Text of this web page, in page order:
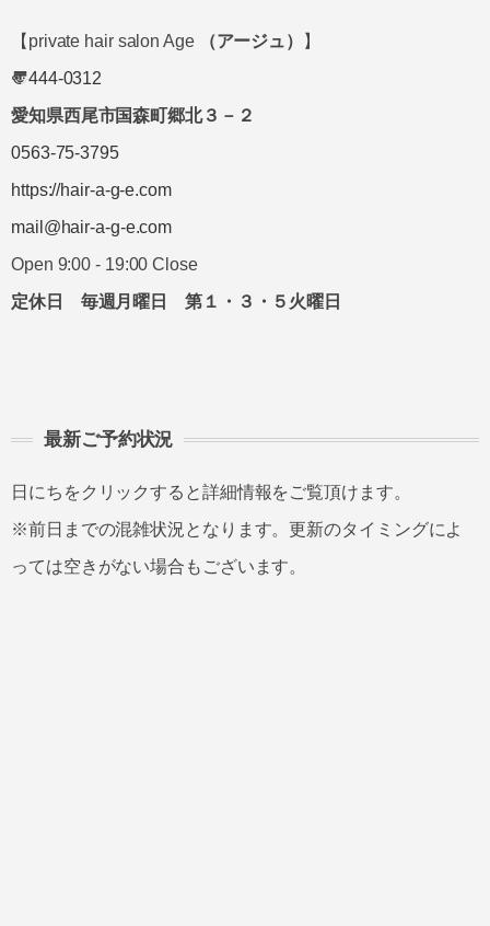
【private hair salon Age （アージュ）
】
〠444-0312
愛知県西尾市国森町郷北３－２
0563-75-3795
https://hair-a-g-e.com
mail@hair-a-g-e.com
Open 9:00 - 19:00 Close
定休日 毎週月曜日 第１・３・５火曜日
最新ご予約状況
日にちをクリックすると詳細情報をご覧頂けます。
※前日までの混雑状況となります。更新のタイミングによ
っては空きがない場合もございます。